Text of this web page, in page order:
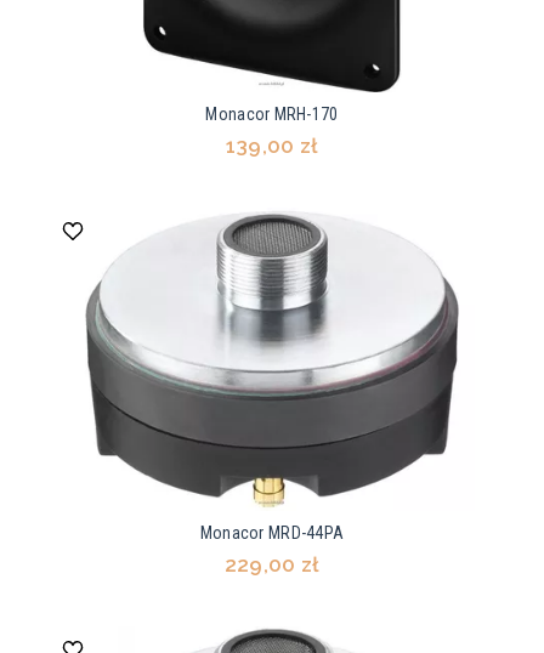
Monacor MRH-170
139,00 zł
Monacor MRD-44PA
229,00 zł